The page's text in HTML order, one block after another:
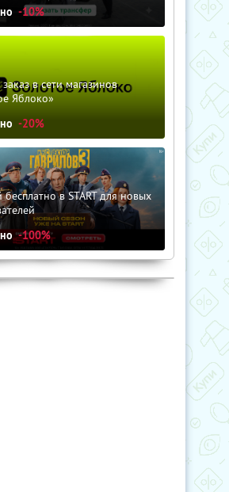
-10%
в сети магазинов
Яблоко»
-20%
в START для новых
-100%